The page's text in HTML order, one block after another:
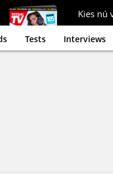
Kies nú
Tests Interviews